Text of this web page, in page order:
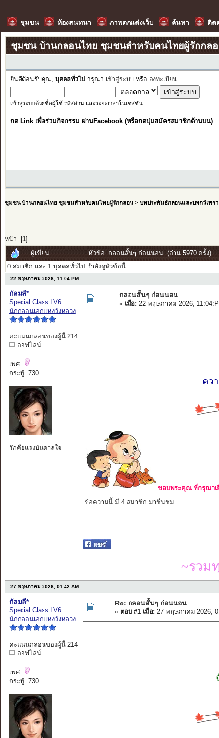
ชุมชน ห้องสนทนา ภาพตกแต่งเว็บ ค้นหา ติด
ชุมชน บ้านกลอนไทย ชุมชนสำหรับคนไทยผู้รักกล
ยินดีต้อนรับคุณ, บุคคลทั่วไป กรุณา เข้าสู่ระบบ หรือ ลงทะเบียน
เข้าสู่ระบบด้วยชื่อผู้ใช้ รหัสผ่าน และระยะเวลาในเซสชั่น
กด Link เพื่อร่วมกิจกรรม ผ่านFacebook (หรือกดปุ่มสมัครสมาชิกด้านบน)
ชุมชน บ้านกลอนไทย ชุมชนสำหรับคนไทยผู้รักกลอน> บทประพันธ์กลอนและบทกวีเพรา
หน้า: [ 1]
ผู้เขียน
หัวข้อ: กลอนสั้นๆ ก่อนนอน (อ่าน 5970 ครั้ง)
0 สมาชิก และ 1 บุคคลทั่วไป กำลังดูหัวข้อนี้
22 พฤษภาคม 2026, 11:04:PM
กัลมลี*
Special Class LV6
นักกลอนเอกแห่งวังหลวง
คะแนนกลอนของผู้นี้ 214
ออฟไลน์
เพศ:
กระทู้: 730
รักคือแรงบันดาลใจ
กลอนสั้นๆ ก่อนนอน
« เมื่อ: 22 พฤษภาคม 2026,
คว
ขอบพระคุณ ที่กรุณาเ
ข้อความนี้ มี 4 สมาชิก มาชื่นชม
~รวม
27 พฤษภาคม 2026, 01:42:AM
กัลมลี*
Special Class LV6
นักกลอนเอกแห่งวังหลวง
คะแนนกลอนของผู้นี้ 214
ออฟไลน์
เพศ:
กระทู้: 730
Re: กลอนสั้นๆ ก่อนนอน
« ตอบ #1 เมื่อ: 27 พฤษภาคม 2026,